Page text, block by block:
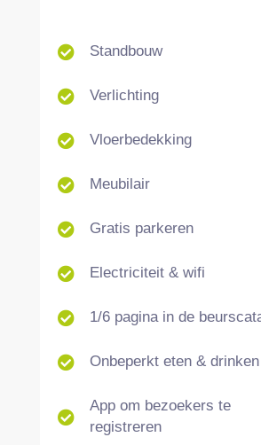
Standbouw
Verlichting
Vloerbedekking
Meubilair
Gratis parkeren
Electriciteit & wifi
1/6 pagina in de
Onbeperkt eten & drinken
App om bezoekers te
registreren